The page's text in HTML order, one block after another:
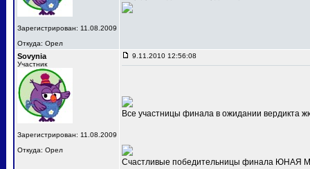
Зарегистрирован: 11.08.2009
Откуда: Орел
Sovynia
Участник
Зарегистрирован: 11.08.2009
Откуда: Орел
9.11.2010 12:56:08
Все участницы финала в ожидании вердикта
Счастливые победительницы финала ЮНАЯ